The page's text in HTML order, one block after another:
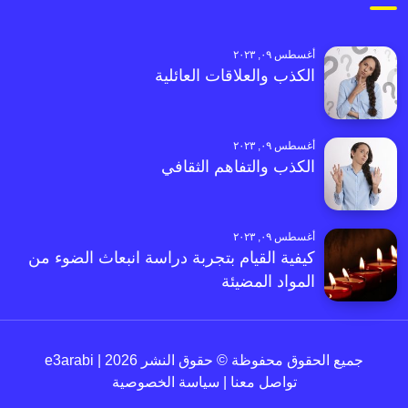
أغسطس ٠٩, ٢٠٢٣
الكذب والعلاقات العائلية
أغسطس ٠٩, ٢٠٢٣
الكذب والتفاهم الثقافي
أغسطس ٠٩, ٢٠٢٣
كيفية القيام بتجربة دراسة انبعاث الضوء من
المواد المضيئة
جميع الحقوق محفوظة © حقوق النشر 2026 | e3arabi
تواصل معنا
سياسة الخصوصية